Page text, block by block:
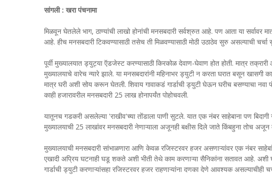
सांगली : खरा पंचनामा
मिळवून घेतलेले भाग, ठाण्यांची लाखो होनांची मनसबदारी सर्वश्रुत आहे. पण आता या सर्वावर
आहे. हीच मनसबदारी टिकवण्यासाठी तसेच ती मिळवण्यासाठी मोठी उठाठेव सुरु असल्याची
पूर्वी मुख्यालयात ड्युट्या ऍडजेस्ट करण्यासाठी किरकोळ देवाण-घेवाण होत होती. मात्र
मुख्यालयाचे वारेच न्यारे झाले. या मनसबदारांनी महिनाभर ड्युटी न करता घरात बसून खासगी
मात्र घरी अशी सोय करून घेतली. शिवाय गावाकडं गार्डाची ड्युटी घेऊन घरीच बसण्याचा
काही हजारावरील मनसबदारी 25 लाख होनापर्यंत पोहोचवली.
यातूनच गडकरी असलेल्या 'राखीव'च्या तोंडाला पाणी सुटले. यात एक नंबर साहेबाना पण
मुख्यालयाची 25 लाखांवर मनसबदारी नेणाऱ्याला अजूनही बक्षीस दिले जाते किंबहुना तोच अजून
मुख्यालयाची मनसबदारी सांभाळणारा आणि केवळ रजिस्टरवर हजर असणाऱ्यांवर एक नंबर
एखादी अप्रिय घटनाही घडू शकते अशी भीती तेथे काम करणाऱ्या सैनिकांना सतावत आहे.
गार्डाची ड्युटी करणाऱ्यांसहा रजिस्टरवर हजर राहणाऱ्यांना दणका देणे आवश्यक असल्याचीही